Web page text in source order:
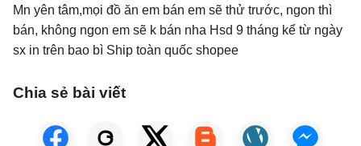
Mn yên tâm,mọi đồ ăn em bán em sẽ thử trước, ngon thì
bán, không ngon em sẽ k bán nha Hsd 9 tháng kể từ ngày
sx in trên bao bì Ship toàn quốc shopee
Chia sẻ bài viết